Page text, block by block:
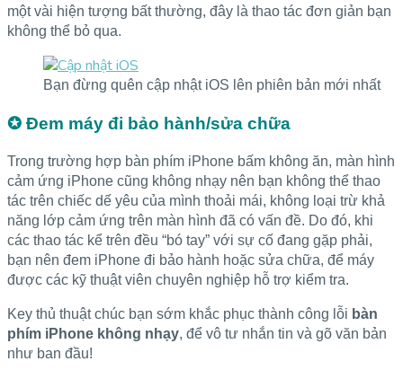
một vài hiện tượng bất thường, đây là thao tác đơn giản bạn
không thể bỏ qua.
Bạn đừng quên cập nhật iOS lên phiên bản mới nhất
✪ Đem máy đi bảo hành/sửa chữa
Trong trường hợp bàn phím iPhone bấm không ăn, màn hình
cảm ứng iPhone cũng không nhạy nên bạn không thể thao
tác trên chiếc dế yêu của mình thoải mái, không loại trừ khả
năng lớp cảm ứng trên màn hình đã có vấn đề. Do đó, khi
các thao tác kể trên đều “bó tay” với sự cố đang gặp phải,
bạn nên đem iPhone đi bảo hành hoặc sửa chữa, để máy
được các kỹ thuật viên chuyên nghiệp hỗ trợ kiểm tra.
Key thủ thuật chúc bạn sớm khắc phục thành công lỗi bàn
phím iPhone không nhạy, để vô tư nhắn tin và gõ văn bản
như ban đầu!